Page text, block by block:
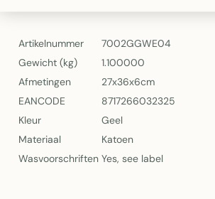
Artikelnummer
7002GGWE04
Gewicht (kg)
1.100000
Afmetingen
27x36x6cm
EANCODE
8717266032325
Kleur
Geel
Materiaal
Katoen
Wasvoorschriften Yes, see label